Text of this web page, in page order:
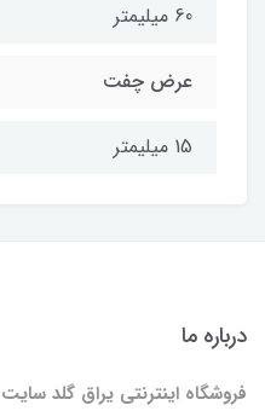
60 میلیمتر
عرض چفت
15 میلیمتر
درباره ما